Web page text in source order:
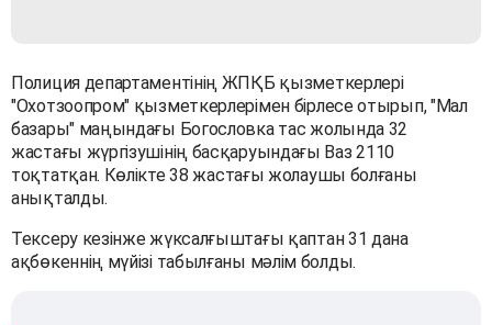
Полиция департаментінің ЖПҚБ қызметкерлері
"Охотзоопром" қызметкерлерімен бірлесе отырып, "Мал
базары" маңындағы Богословка тас жолында 32
жастағы жүргізушінің басқаруындағы Ваз 2110
тоқтатқан. Көлікте38 жастағы жолаушы болғаны
анықталды.
Тексеру кезінже жүксалғыштағы қаптан 31 дана
ақбөкеннің мүйізі табылғаны мәлім болды.